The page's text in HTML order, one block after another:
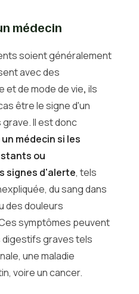
médecin
soient généralement
avec des
et de mode de vie,ils
être le signe d'un
Il est donc
médecin si les
ou
signes d'alerte, tels
du sang dans
des douleurs
symptômes peuvent
graves tels
une maladie
voire un cancer.